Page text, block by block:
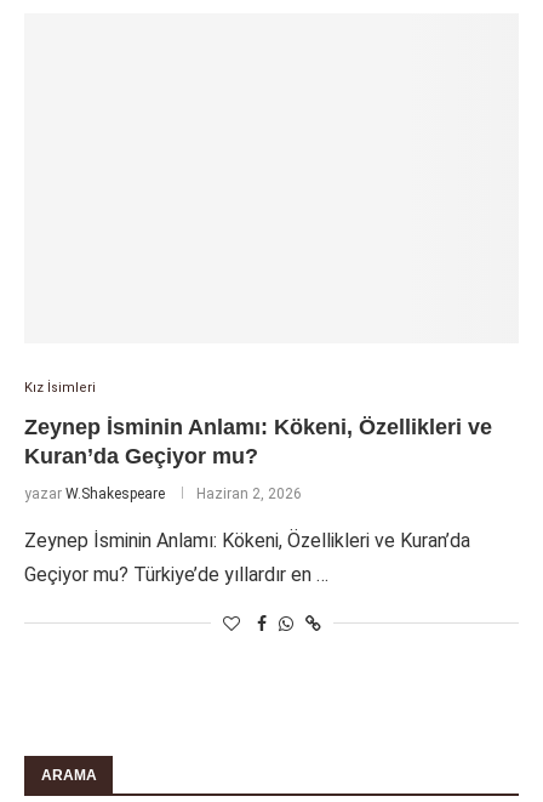
Kız İsimleri
Zeynep İsminin Anlamı: Kökeni, Özellikleri ve
Kuran’da Geçiyor mu?
yazar W.Shakespeare Haziran 2, 2026
Zeynep İsminin Anlamı: Kökeni, Özellikleri ve Kuran’da
Geçiyor mu? Türkiye’de yıllardır en …
ARAMA